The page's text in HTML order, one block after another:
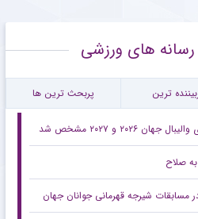
رسانه های ورزشی
ترین پربحث ترین ها
۲۰۲۶ و ۲۰۲۷ مشخص شد
صلاح
مسابقات شیرجه قهرمانی جوانان جهان